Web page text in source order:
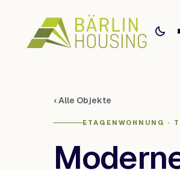
‹ Alle Objekte
ETAGENWOHNUNG ·